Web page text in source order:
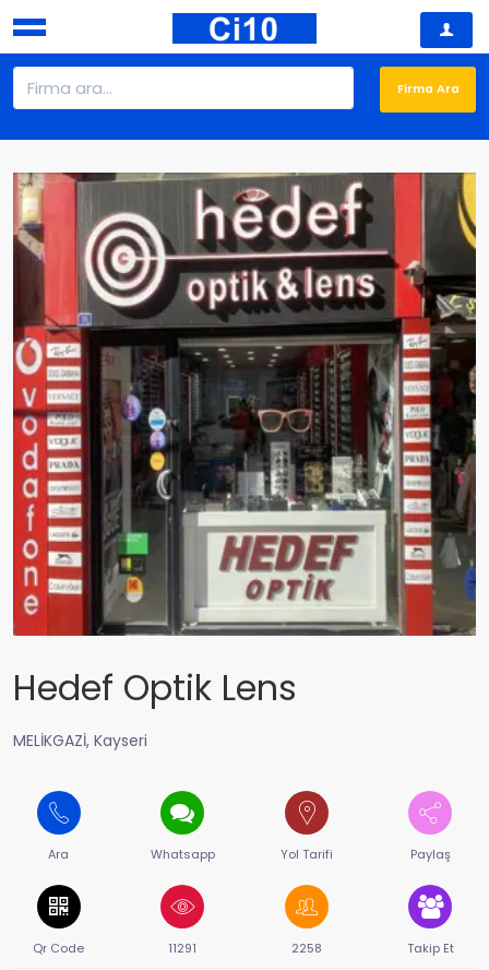
Hedef Optik Lens
MELİKGAZİ, Kayseri
Ara Whatsapp Yol Tarifi Paylaş
Qr Code 11291 2258 Takip Et